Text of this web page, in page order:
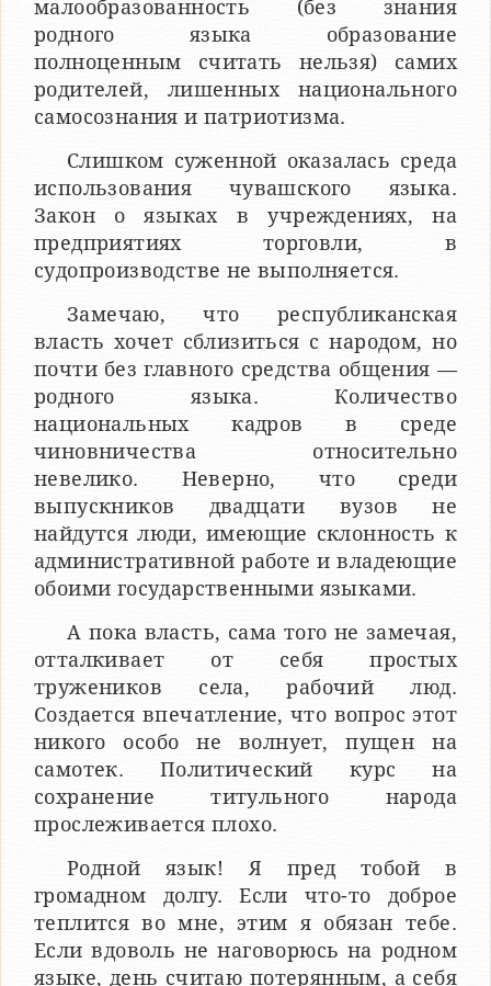
малообразованность (без знания
родного языка образование
полноценным считать нельзя) самих
родителей, лишенных национального
самосознания и патриотизма.
Слишком суженной оказалась среда
использования чуваш­ского языка.
Закон о языках в учреждениях, на
предприятиях торговли, в
судопроизводстве не выполняется.
Замечаю, что республиканская
власть хочет сблизиться с на­родом, но
почти без главного средства общения —
родного языка. Количество
национальных кадров в среде
чиновничества относительно
невелико. Неверно, что среди
выпускников двадцати вузов не
найдутся люди, имеющие склонность к
административной работе и владеющие
обоими государственными языками.
А пока власть, сама того не замечая,
отталкивает от себя простых
тружеников села, рабочий люд.
Создается впечатление, что вопрос этот
никого особо не волнует, пущен на
самотек. Политический курс на
сохранение титульного народа
прослеживается плохо.
Родной язык! Я пред тобой в
громадном долгу. Если что-то доброе
теплится во мне, этим я обязан тебе.
Если вдоволь не наговорюсь на родном
языке, день считаю потерянным, а себя